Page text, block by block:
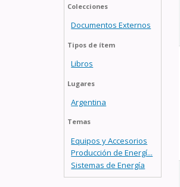
Colecciones
Documentos Externos
Tipos de ítem
Libros
Lugares
Argentina
Temas
Equipos y Accesorios
Producción de Energí...
Sistemas de Energía